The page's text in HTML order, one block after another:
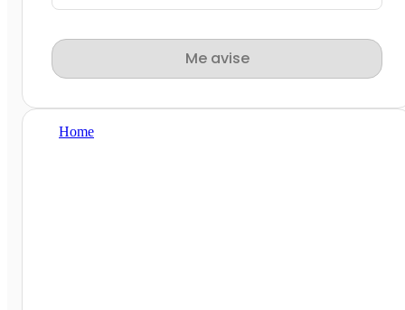
Me avise
Home